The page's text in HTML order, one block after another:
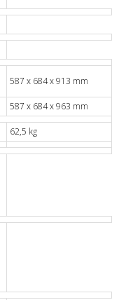
587 x 684 x 913 mm
587 x 684 x 963 mm
62,5 kg